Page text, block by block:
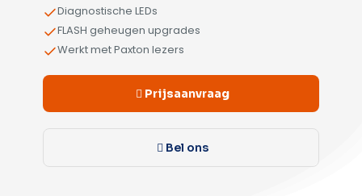
Diagnostische LEDs
FLASH geheugen upgrades
Werkt met Paxton lezers
Prijsaanvraag
Bel ons